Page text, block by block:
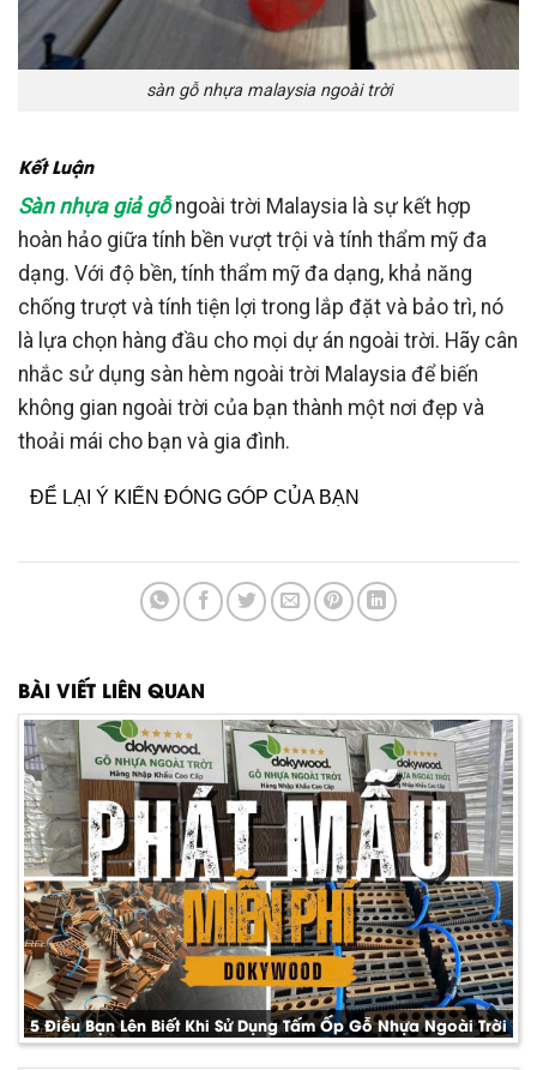
sàn gỗ nhựa malaysia ngoài trời
Kết Luận
Sàn nhựa giả gỗ ngoài trời Malaysia là sự kết hợp
hoàn hảo giữa tính bền vượt trội và tính thẩm mỹ đa
dạng. Với độ bền, tính thẩm mỹ đa dạng, khả năng
chống trượt và tính tiện lợi trong lắp đặt và bảo trì, nó
là lựa chọn hàng đầu cho mọi dự án ngoài trời. Hãy cân
nhắc sử dụng sàn hèm ngoài trời Malaysia để biến
không gian ngoài trời của bạn thành một nơi đẹp và
thoải mái cho bạn và gia đình.
ĐỂ LẠI Ý KIẾN ĐÓNG GÓP CỦA BẠN
BÀI VIẾT LIÊN QUAN
5 Điều Bạn Lên Biết Khi Sử Dụng Tấm Ốp Gỗ Nhựa Ngoài Trời